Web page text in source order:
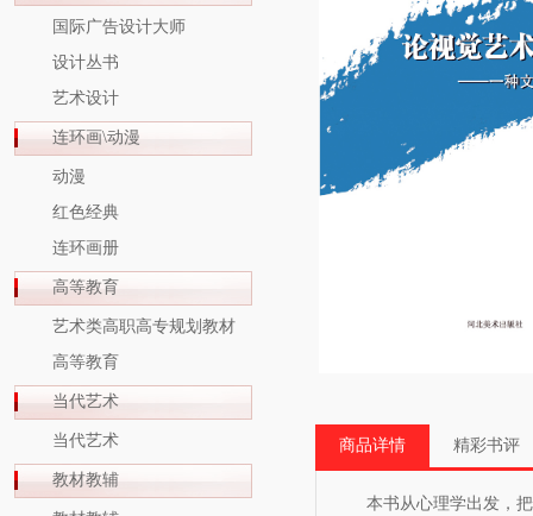
国际广告设计大师
设计丛书
艺术设计
连环画\动漫
动漫
红色经典
连环画册
高等教育
艺术类高职高专规划教材
高等教育
当代艺术
当代艺术
教材教辅
商品详情 精彩书评
本书从心理学出发，把怪